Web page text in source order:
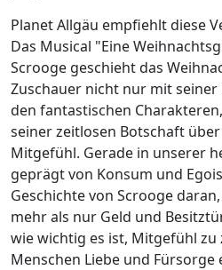
Planet Allgäu empfiehlt diese
Das Musical "Eine
Scrooge geschieht das
Zuschauer nicht nur mit
den fantastischen
seiner zeitlosen Botschaft
Mitgefühl. Gerade in unserer
geprägt von Konsum und
Geschichte von Scrooge
mehr als nur Geld und
wie wichtig es ist, Mitgefühl zu
Menschen Liebe und